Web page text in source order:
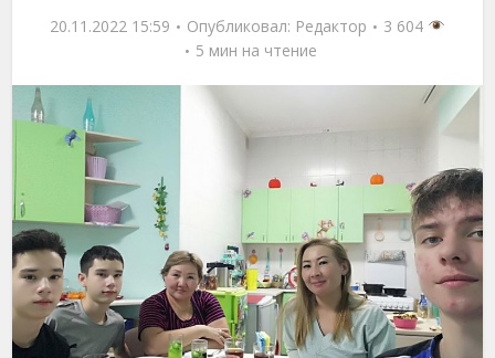
20.11.2022 15:59 Опубликовал: Редактор
3 604
5 мин на чтение